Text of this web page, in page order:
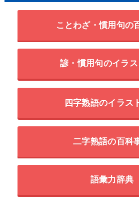
ことわざ・慣用句の
諺・慣用句のイラ
四字熟語のイラス
二字熟語の百科
語彙力辞典